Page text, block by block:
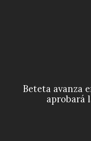
Beteta avanza
aprobará